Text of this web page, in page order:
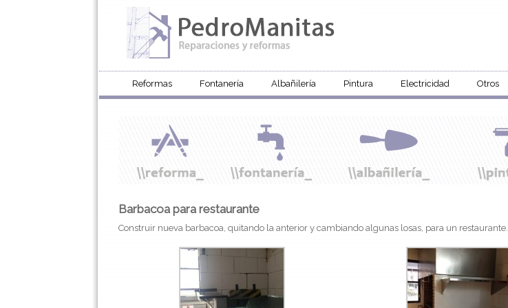
Reformas Fontanería Albañilería Pintura Electricidad Otros
Barbacoa para restaurante
Construir nueva barbacoa, quitando la anterior y cambiando algunas losas, para un restaurante.